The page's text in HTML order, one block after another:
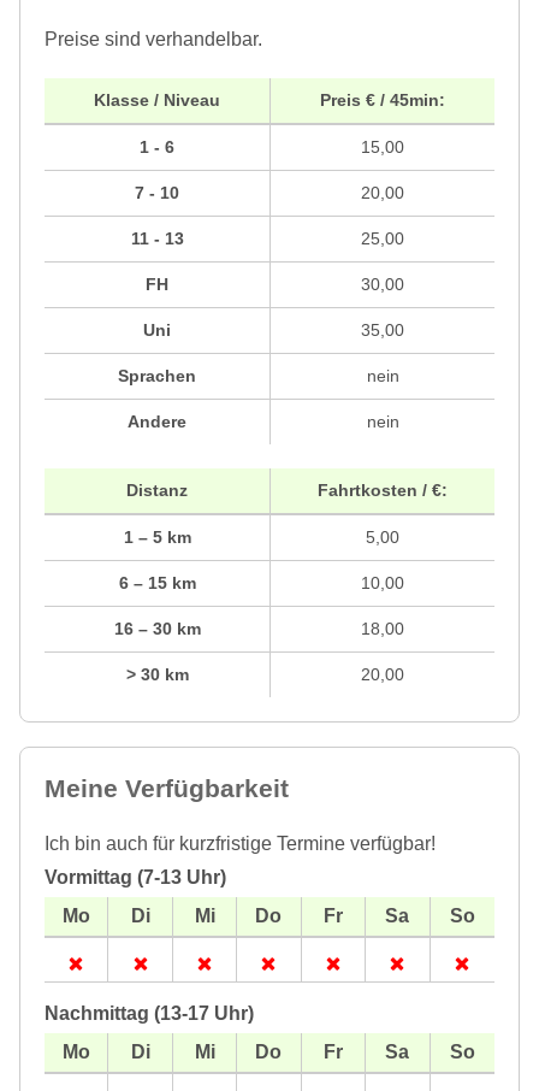
Preise sind verhandelbar.
Klasse / Niveau
1 - 6
7 - 10
11 - 13
FH
Uni
Sprachen
Andere
Preis € / 45min:
15,00
20,00
25,00
30,00
35,00
nein
nein
Distanz
1 – 5 km
6 – 15 km
16 – 30 km
> 30 km
Fahrtkosten / €:
5,00
10,00
18,00
20,00
Meine Verfügbarkeit
Ich bin auch für kurzfristige Termine verfügbar!
Vormittag (7-13 Uhr)
Nachmittag (13-17 Uhr)